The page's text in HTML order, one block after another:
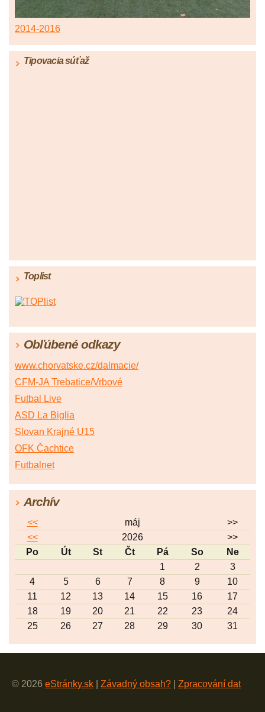
2014-2016
Tipovacia súťaž
Toplist
Obľúbené odkazy
www.chorvatske.cz/dalmacie/
CFM-JA Trebatice/Vrbové
Futbal Live
ASD La Biglia
Slovan Krajné U15
OFK Čachtice
Futbalnet
Archív
<< máj
>>
<<
2026
>>
Po
Út St Čt Pá So
Ne
1
2
3
4
5 6 7 8 9
10
11
12 13 14 15 16
17
18
19 20 21 22 23
24
25
26 27 28 29 30 31
© 2026 eStránky.sk Závadný obsah? Zpracování dat